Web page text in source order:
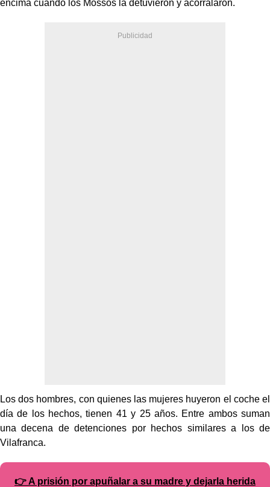
encima cuando los Mossos la detuvieron y acorralaron.
Los dos hombres, con quienes las mujeres huyeron el coche el
día de los hechos, tienen 41 y 25 años. Entre ambos suman
una decena de detenciones por hechos similares a los de
Vilafranca.
👉 A prisión por apuñalar a su madre y dejarla herida